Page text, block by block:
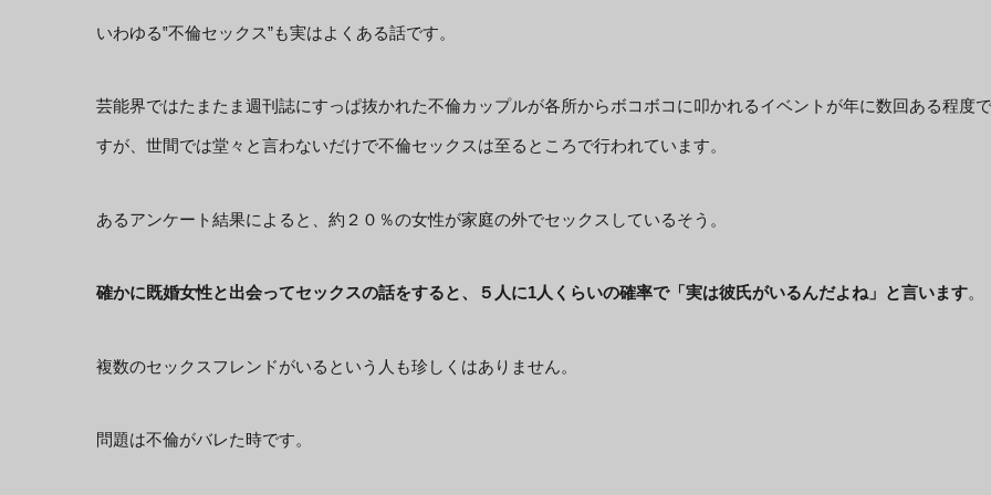
いわゆる‟不倫セックス”も実はよくある話です。
芸能界ではたまたま週刊誌にすっぱ抜かれた不倫カップルが各所からボコボコに叩かれるイベントが年に数回ある程度で
すが、世間では堂々と言わないだけで不倫セックスは至るところで行われています。
あるアンケート結果によると、約２０％の女性が家庭の外でセックスしているそう。
確かに既婚女性と出会ってセックスの話をすると、５人に1人くらいの確率で「実は彼氏がいるんだよね」と言います。
複数のセックスフレンドがいるという人も珍しくはありません。
問題は不倫がバレた時です。